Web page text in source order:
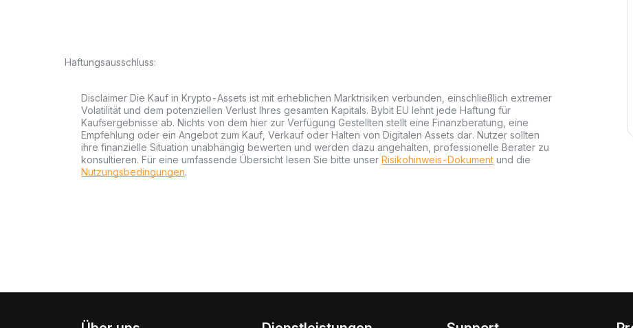
Haftungsausschluss:
Disclaimer Die Kauf in Krypto-Assets ist mit erheblichen Marktrisiken verbunden, einschließlich extremer
Volatilität und dem potenziellen Verlust Ihres gesamten Kapitals. Bybit EU lehnt jede Haftung für
Kaufsergebnisse ab. Nichts von dem hier zur Verfügung Gestellten stellt eine Finanzberatung, eine
Empfehlung oder ein Angebot zum Kauf, Verkauf oder Halten von Digitalen Assets dar. Nutzer sollten
ihre finanzielle Situation unabhängig bewerten und werden dazu angehalten, professionelle Berater zu
konsultieren. Für eine umfassende Übersicht lesen Sie bitte unser Risikohinweis-Dokument und die
Nutzungsbedingungen.